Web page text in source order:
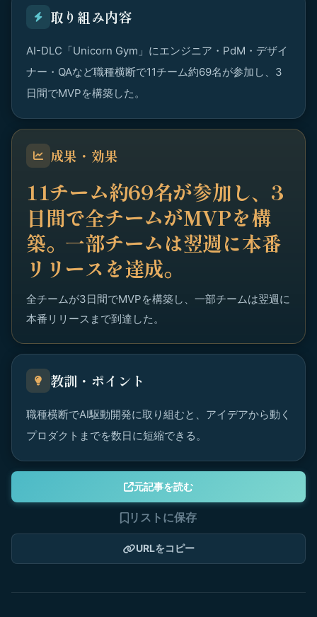
取り組み内容
AI-DLC「Unicorn Gym」にエンジニア・PdM・デザイ
ナー・QAなど職種横断で11チーム約69名が参加し、3
日間でMVPを構築した。
成果・効果
11チーム約69名が参加し、3
日間で全チームがMVPを構
築。一部チームは翌週に本番
リリースを達成。
全チームが3日間でMVPを構築し、一部チームは翌週に
本番リリースまで到達した。
教訓・ポイント
職種横断でAI駆動開発に取り組むと、アイデアから動く
プロダクトまでを数日に短縮できる。
元記事を読む
リストに保存
URLをコピー